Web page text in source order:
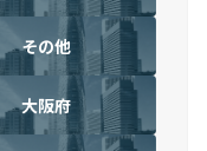
その他
大阪府